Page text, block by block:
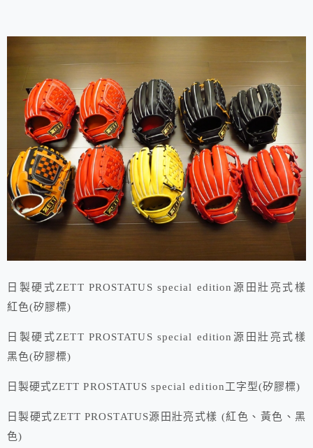
日製硬式ZETT PROSTATUS special edition源田壯亮式樣
紅色(矽膠標)
日製硬式ZETT PROSTATUS special edition源田壯亮式樣
黑色(矽膠標)
日製硬式ZETT PROSTATUS special edition工字型(矽膠標)
日製硬式ZETT PROSTATUS源田壯亮式樣 (紅色、黃色、黑
色)